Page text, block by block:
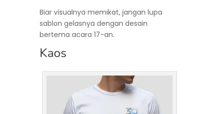
Biar visualnya memikat, jangan lupa
sablon gelasnya dengan desain
bertema acara 17-an.
Kaos